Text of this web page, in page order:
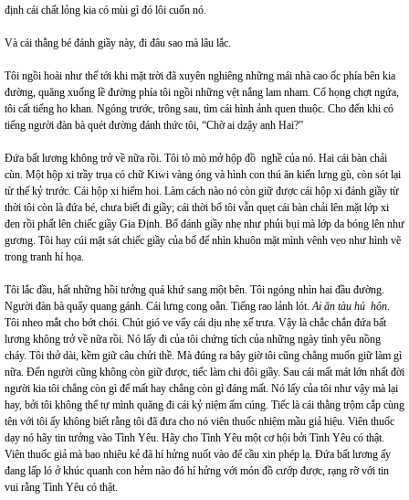
định cái chất lỏng kia có mùi gì đó lôi cuốn nó.
Và cái thằng bé đánh giầy này, đi đâu sao mà lâu lắc.
Tôi ngồi hoài như thế tới khi mặt trời đã xuyên nghiêng những mái nhà cao ốc phía bên kia
đường, quăng xuống lề đường phía tôi ngồi những vệt nắng lam nham. Cổ họng chợt ngứa,
tôi cất tiếng ho khan. Ngóng trước, trông sau, tìm cái hình ảnh quen thuộc. Cho đến khi có
tiếng người đàn bà quét đường đánh thức tôi, “Chờ ai dzậy anh Hai?”
Đứa bất lương không trở về nữa rồi. Tôi tò mò mở hộp đồ nghề của nó. Hai cái bàn chải
cùn. Một hộp xi trầy trụa có chữ Kiwi vàng óng và hình con thú ăn kiến lưng gù, còn sót lại
từ thế kỷ trước. Cái hộp xi hiếm hoi. Làm cách nào nó còn giữ được cái hộp xi đánh giầy từ
thời tôi còn là đứa bé, chưa biết đi giầy; cái thời bố tôi vẫn quẹt cái bàn chải lên mặt lớp xi
đen rồi phất lên chiếc giầy Gia Định. Bố đánh giầy nhẹ như phủi bụi mà lớp da bóng lên như
gương. Tôi hay cúi mặt sát chiếc giầy của bố để nhìn khuôn mặt mình vênh vẹo như hình vẽ
trong tranh hí họa.
Tôi lắc đầu, hất những hồi tưởng quá khứ sang một bên. Tôi ngóng nhìn hai đầu đường.
Người đàn bà quẩy quang gánh. Cái lưng cong oằn. Tiếng rao lảnh lót. Ai ăn tàu hủ hôn
Tôi nheo mắt cho bớt chói. Chút gió ve vẩy cái dịu nhẹ xế trưa. Vậy là chắc chắn đứa bất
lương không trở về nữa rồi. Nó lấy đi của tôi chứng tích của những ngày tình yêu nồng
cháy. Tôi thở dài, kềm giữ câu chửi thề. Mà đúng ra bây giờ tôi cũng chẳng muốn giữ làm gì
nữa. Đến người cũng không còn giữ được, tiếc làm chi đôi giầy. Sau cái mất mát lớn nhất đời
người kia tôi chẳng còn gì để mất hay chẳng còn gì đáng mất. Nó lấy của tôi như vậy mà lại
hay, bởi tôi không thể tự mình quăng đi cái kỷ niệm ấm cúng. Tiếc là cái thằng trộm cắp cùng
tên với tôi ấy không biết rằng tôi đã đưa cho nó viên thuốc nhiệm mầu giả hiệu. Viên thuốc
dạy nó hãy tin tưởng vào Tình Yêu. Hãy cho Tình Yêu một cơ hội bởi Tình Yêu có thật.
Viên thuốc giả mà bao nhiêu kẻ đã hí hửng nuốt vào để cầu xin phép lạ. Đứa bất lương ấy
đang lấp ló ở khúc quanh con hẻm nào đó hí hửng với món đồ cướp được, rạng rỡ với tin
vui rằng Tình Yêu có thật.